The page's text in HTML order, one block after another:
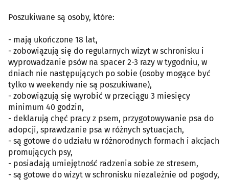
Poszukiwane są osoby, które:
- mają ukończone 18 lat,
- zobowiązują się do regularnych wizyt w schronisku i
wyprowadzanie psów na spacer 2-3 razy w tygodniu, w
dniach nie następujących po sobie (osoby mogące być
tylko w weekendy nie są poszukiwane),
- zobowiązują się wyrobić w przeciągu 3 miesięcy
minimum 40 godzin,
- deklarują chęć pracy z psem, przygotowywanie psa do
adopcji, sprawdzanie psa w różnych sytuacjach,
- są gotowe do udziału w różnorodnych formach i akcjach
promujących psy,
- posiadają umiejętność radzenia sobie ze stresem,
- są gotowe do wizyt w schronisku niezależnie od pogody,